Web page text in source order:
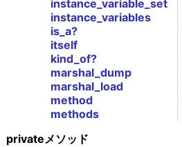
instance_variable_set
instance_variables
is_a?
itself
kind_of?
marshal_dump
marshal_load
method
methods
privateメソッド